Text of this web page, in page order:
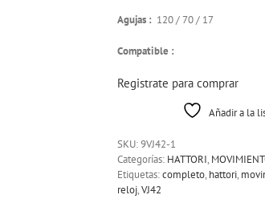
Agujas : 120 / 70 / 17
Compatible :
Registrate para comprar
Añadir a la
SKU:9VJ42-1
Categorías: HATTORI,
Etiquetas:completo, hattori,
reloj,VJ42